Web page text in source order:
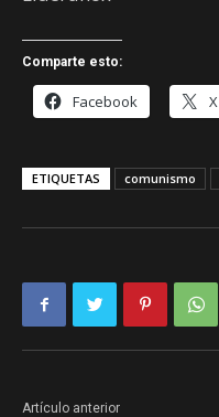
Comparte esto:
Facebook X
ETIQUETAS comunismo
Artículo anterior